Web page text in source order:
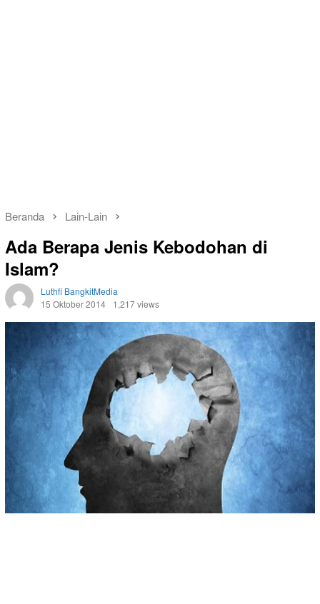
Beranda Lain-Lain
Ada Berapa Jenis Kebodohan di
Islam?
Luthfi BangkitMedia
15 Oktober 2014
1,217 views